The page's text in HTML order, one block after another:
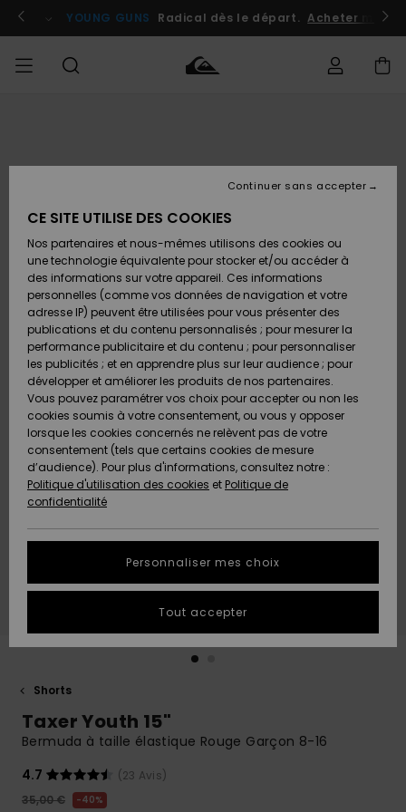
l'information
le
Se connecter / s'inscrire
YOUNG GUNS Radical dès le départ. Acheter
Chaussures
& Tongs
Surf
Snow
Nouveautés
A
Découvrir
Chaussures
& Tongs
Surf
Snow
Nouveautés
A
Découvrir
FEMME
A
Découvrir
Snow
SURF
Surf
Shop
Enfant
Highlights
Communauté
SNOW
Snow
Shop
Enfant
Snow
Shop
Femme
A
Découvrir
Communauté
OUTLET
Enfant
Outlet
Femme
AIDE &
CONTACT
Retours
Paiement
Carte
Cadeau
Quiksilver
Freedom
Protection
des
tailles
conversation
plus rapide
à votre
question.
Démarrer
MAGASINS
QUIKSILVER
Shorts
Taxer Youth 15"
Bermuda à taille élastique Rouge Garçon 8-16
4.7
(23 Avis)
35,00 €
40%
CE SITE UTILISE DES COOKIES
Nos partenaires et nous-mêmes utilisons des cookies ou
une technologie équivalente pour stocker et/ou accéder à
des informations sur votre appareil. Ces informations
personnelles (comme vos données de navigation et votre
adresse IP) peuvent être utilisées pour vous présenter des
publications et du contenu personnalisés ; pour mesurer la
performance publicitaire et du contenu ; pour personnaliser
les publicités ; et en apprendre plus sur leur audience ; pour
développer et améliorer les produits de nos partenaires.
Vous pouvez paramétrer vos choix pour accepter ou non les
cookies soumis à votre consentement, ou vous y opposer
lorsque les cookies concernés ne relèvent pas de votre
consentement (tels que certains cookies de mesure
d’audience). Pour plus d'informations, consultez notre :
Politique d'utilisation des cookies et Politique de
confidentialité
Personnaliser mes choix
Continuer sans accepter
Tout accepter